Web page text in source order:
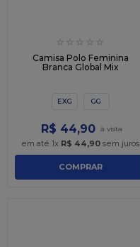
☆ ☆ ☆ ☆ ☆
Camisa Polo Feminina
Branca Global Mix
EXG GG
R$ 44,90
em até 1x R$ 44,90 sem juros
COMPRAR